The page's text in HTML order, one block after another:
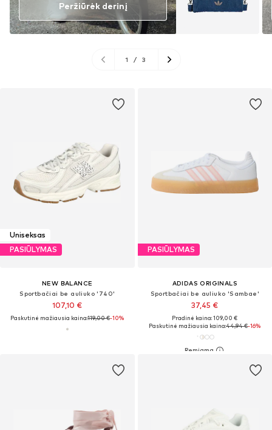
Uniseksas
PASIŪLYMAS
NEW BALANCE
Sportbačiai be auliuko '740'
107,10 €
Paskutinė mažiausia kaina:119,00 €-10%
PASIŪLYMAS
ADIDAS ORIGINALS
Sportbačiai be auliuko 'Sambae'
37,45 €
Pradinė kaina: 109,00 €
Paskutinė mažiausia kaina:44,94 €-16%
Peržiūrėk derinį
1 / 3